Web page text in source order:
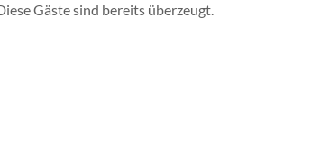
Gäste sind bereits überzeugt.